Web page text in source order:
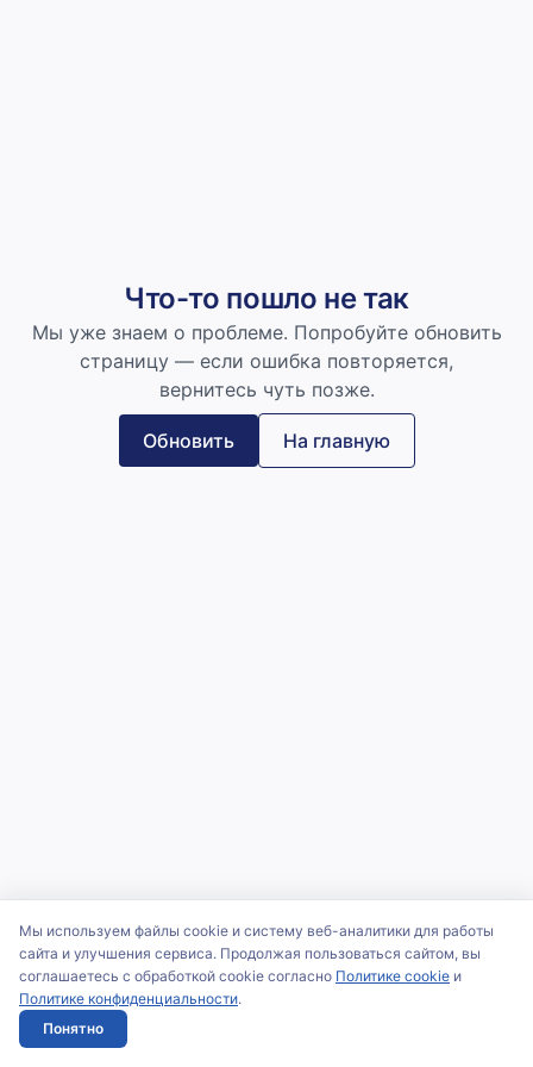
Что-то пошло не так
Мы уже знаем о проблеме. Попробуйте обновить
страницу — если ошибка повторяется,
вернитесь чуть позже.
Обновить На главную
Мы используем файлы cookie и систему веб-аналитики для работы
сайта и улучшения сервиса. Продолжая пользоваться сайтом, вы
соглашаетесь с обработкой cookie согласно Политике cookie и
Политике конфиденциальности.
Понятно